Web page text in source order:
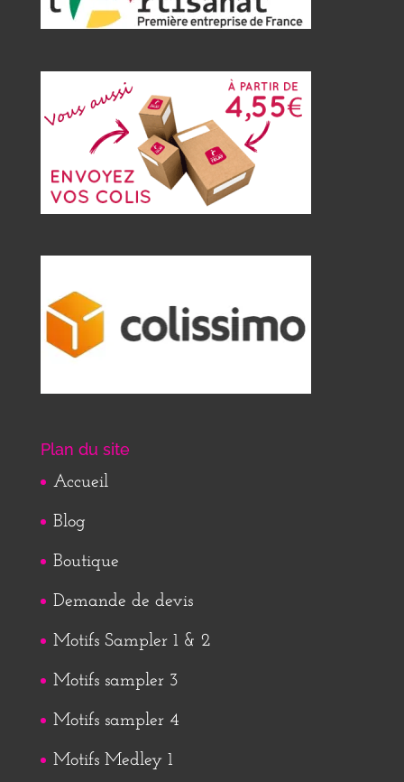
Plan du site
Accueil
Blog
Boutique
Demande de devis
Motifs Sampler 1 & 2
Motifs sampler 3
Motifs sampler 4
Motifs Medley 1